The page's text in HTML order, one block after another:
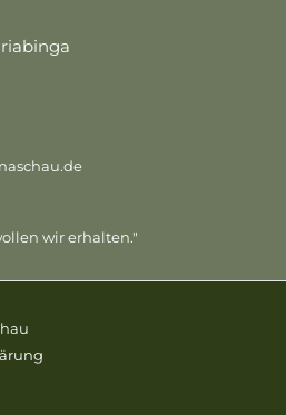
wir erhalten."